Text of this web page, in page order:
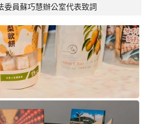
委員蘇巧慧辦公室代表致詞